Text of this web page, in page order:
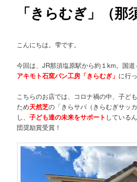
「きらむぎ」（那
こんにちは。雫です。
今回は、JR那須塩原駅から約１km。国
アキモト石窯パン工房「きらむぎ」 に行
こちらのお店では、コロナ禍の中、子ど
ため天然芝の「きらサパ（きらむぎサッ
し、子ども達の未来をサポート している
団奨励賞受賞！